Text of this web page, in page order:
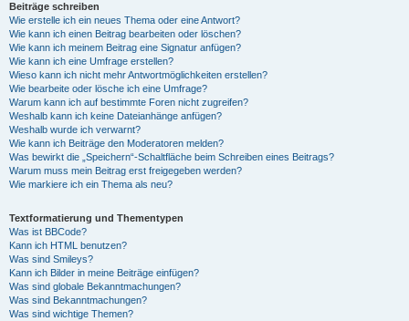
Beiträge schreiben
Wie erstelle ich ein neues Thema oder eine Antwort?
Wie kann ich einen Beitrag bearbeiten oder löschen?
Wie kann ich meinem Beitrag eine Signatur anfügen?
Wie kann ich eine Umfrage erstellen?
Wieso kann ich nicht mehr Antwortmöglichkeiten erstellen?
Wie bearbeite oder lösche ich eine Umfrage?
Warum kann ich auf bestimmte Foren nicht zugreifen?
Weshalb kann ich keine Dateianhänge anfügen?
Weshalb wurde ich verwarnt?
Wie kann ich Beiträge den Moderatoren melden?
Was bewirkt die „Speichern“-Schaltfläche beim Schreiben eines Beitrags?
Warum muss mein Beitrag erst freigegeben werden?
Wie markiere ich ein Thema als neu?
Textformatierung und Thementypen
Was ist BBCode?
Kann ich HTML benutzen?
Was sind Smileys?
Kann ich Bilder in meine Beiträge einfügen?
Was sind globale Bekanntmachungen?
Was sind Bekanntmachungen?
Was sind wichtige Themen?